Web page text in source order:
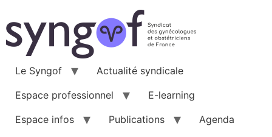
au
contenu
Le Syngof
Actualité syndicale
Espace professionnel
E-learning
Espace infos
Publications
Agenda